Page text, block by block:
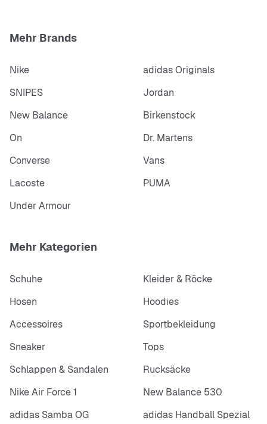
Mehr Brands
Nike
adidas Originals
SNIPES
Jordan
New Balance
Birkenstock
On
Dr. Martens
Converse
Vans
Lacoste
PUMA
Under Armour
Mehr Kategorien
Schuhe
Kleider & Röcke
Hosen
Hoodies
Accessoires
Sportbekleidung
Sneaker
Tops
Schlappen & Sandalen
Rucksäcke
Nike Air Force 1
New Balance 530
adidas Samba OG
adidas Handball Spezial